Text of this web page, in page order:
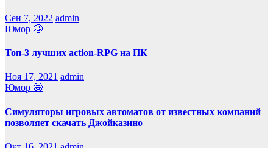
Сен 7, 2022 admin
Юмор 🤩
Топ-3 лучших action-RPG на ПК
Ноя 17, 2021 admin
Юмор 🤩
Симуляторы игровых автоматов от известных компаний
позволяет скачать Джойказино